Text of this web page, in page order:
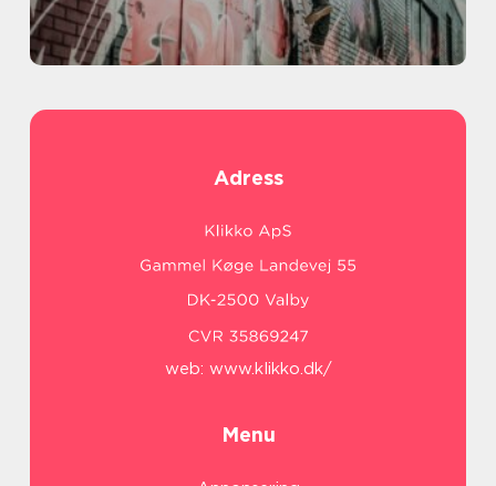
Adress
web: www.klikko.dk/
Menu